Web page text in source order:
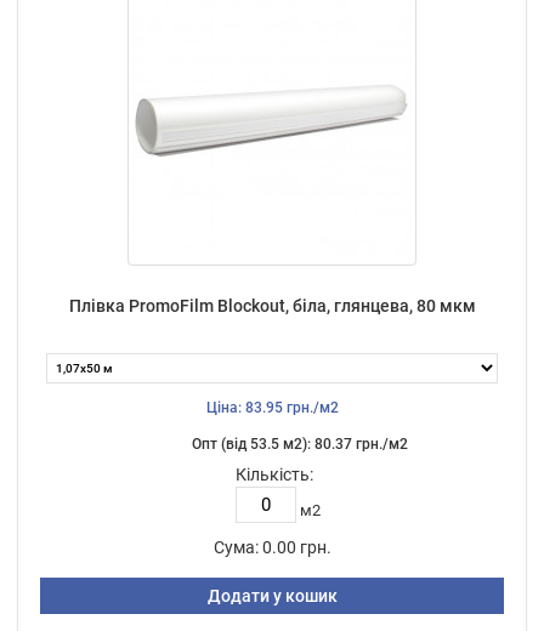
Плівка PromoFilm Blockout, біла, глянцева, 80 мкм
Ціна: 83.95 грн./м2
Опт (від 53.5 м2): 80.37 грн./м2
Кількість:
м2
Сума: 0.00 грн.
Додати у кошик